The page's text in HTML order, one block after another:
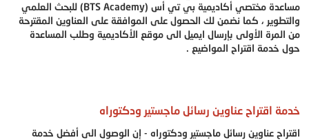
مساعدة مختصي أكاديمية بي تي أس (BTS Academy) للبحث العلمي
والتطوير ، كما نضمن لك الحصول على الموافقة على العناوين المقترحة
من المرة الأولى بإرسال ايميل الى موقع الأكاديمية وطلب المساعدة
حول خدمة اقتراح المواضيع .
خدمة اقتراح عناوين رسائل ماجستير ودكتوراه
اقتراح عناوين رسائل ماجستير ودكتوراه - إن الوصول الى أفضل خدمة